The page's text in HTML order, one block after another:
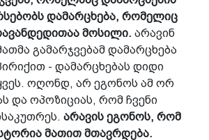
დამარცხება, რომელიც
მოსილი. არავინ
გამარჯვებამ დამარცხება
- დამარცხებას დიდი
ოღონდ, არ ეგონოს ამ ორ
და ოპოზიციას, რომ ჩვენი
არავის ეგონოს, რომ
მათით მთავრდება.